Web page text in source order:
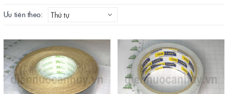
Ưu tiên theo: Thứ tự